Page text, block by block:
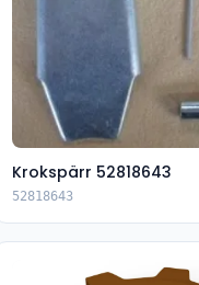
Krokspärr 52818643
52818643